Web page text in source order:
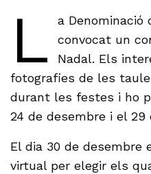
L
a Denominació
convocat un
Nadal. Els
fotografies de les
durant les festes i ho
24 de desembre i el 29
El dia 30 de desembre
virtual per elegir els